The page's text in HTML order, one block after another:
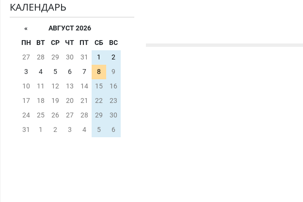
КАЛЕНДАРЬ
«
АВГУСТ 2026
ПН
ВТ СР ЧТ ПТ СБ
ВС
27
28 29 30 31 1
2
3
4 5 6 7 8
9
10
11 12 13 14 15
16
17
18 19 20 21 22
23
24
25 26 27 28 29
30
31
1 2 3 4 5 6